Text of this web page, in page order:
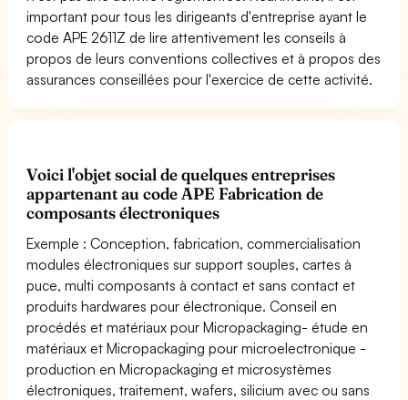
important pour tous les dirigeants d'entreprise ayant le
code APE 2611Z de lire attentivement les conseils à
propos de leurs conventions collectives et à propos des
assurances conseillées pour l'exercice de cette activité.
Voici l'objet social de quelques entreprises
appartenant au code APE Fabrication de
composants électroniques
Exemple : Conception, fabrication, commercialisation
modules électroniques sur support souples, cartes à
puce, multi composants à contact et sans contact et
produits hardwares pour électronique. Conseil en
procédés et matériaux pour Micropackaging- étude en
matériaux et Micropackaging pour microelectronique -
production en Micropackaging et microsystèmes
électroniques, traitement, wafers, silicium avec ou sans